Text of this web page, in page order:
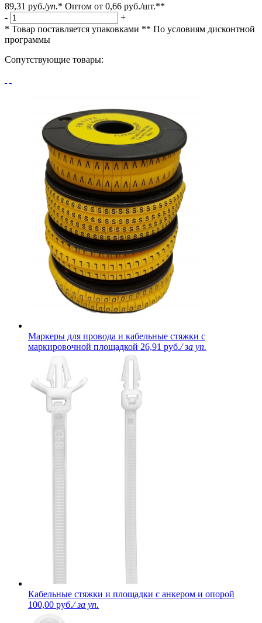
89,31 руб./уп.* Оптом от 0,66 руб./шт.**
-
+
* Товар поставляется упаковками ** По условиям дисконтной
программы
Сопутствующие товары:
Маркеры для провода и кабельные стяжки с
маркировочной площадкой 26,91 руб./ за уп.
Кабельные стяжки и площадки с анкером и опорой
100,00 руб./ за уп.